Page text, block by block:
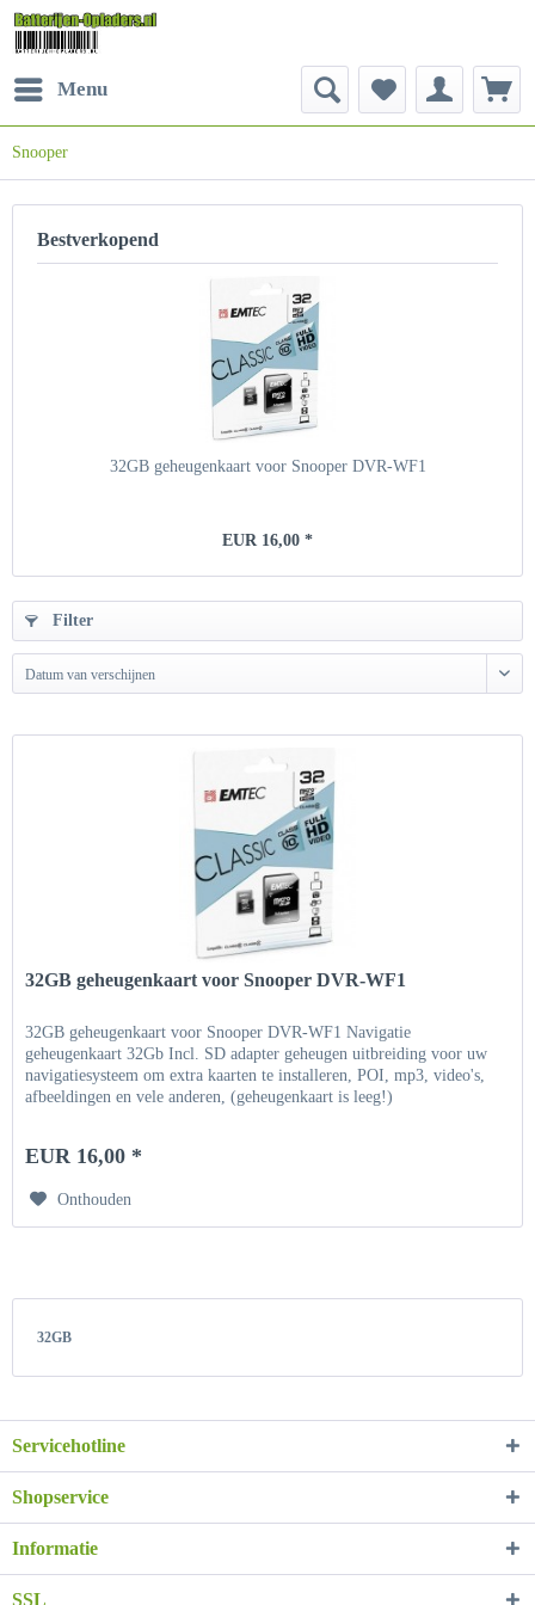
Menu
Snooper
Bestverkopend
32GB geheugenkaart voor Snooper DVR-WF1
EUR 16,00 *
Filter
Datum van verschijnen
32GB geheugenkaart voor Snooper DVR-WF1
32GB geheugenkaart voor Snooper DVR-WF1 Navigatie
geheugenkaart 32Gb Incl. SD adapter geheugen uitbreiding voor uw
navigatiesysteem om extra kaarten te installeren, POI, mp3, video's,
afbeeldingen en vele anderen, (geheugenkaart is leeg!)
EUR 16,00 *
Onthouden
32GB
Servicehotline
Shopservice
Informatie
SSL